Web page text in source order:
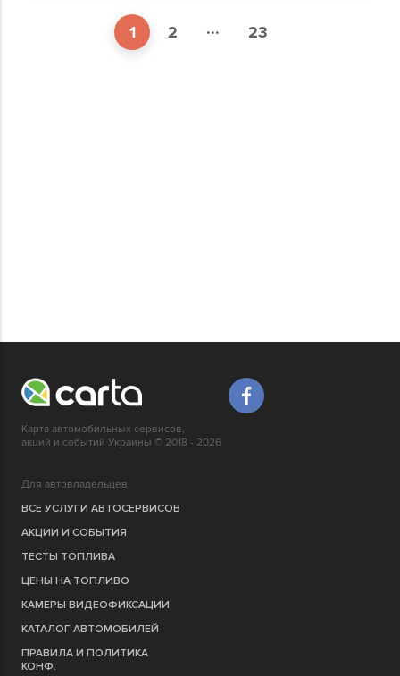
1 2 ... 23
Карта автомобильных сервисов,
акций и событий Украины © 2018 - 2026
Для автовладельцев
ВСЕ УСЛУГИ АВТОСЕРВИСОВ
АКЦИИ И СОБЫТИЯ
ТЕСТЫ ТОПЛИВА
ЦЕНЫ НА ТОПЛИВО
КАМЕРЫ ВИДЕОФИКСАЦИИ
КАТАЛОГ АВТОМОБИЛЕЙ
ПРАВИЛА И ПОЛИТИКА
КОНФ.